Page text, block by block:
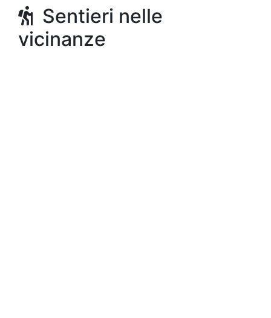
Sentieri nelle
vicinanze